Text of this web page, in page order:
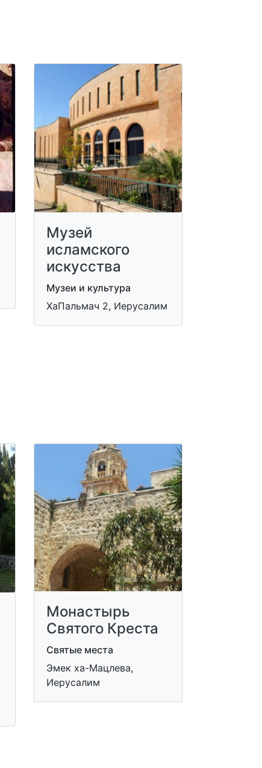
Музей
исламского
искусства
Музеи и культура
ХаПальмач 2, Иерусалим
Монастырь
Святого Креста
Святые места
Эмек ха-Мацлева,
Иерусалим